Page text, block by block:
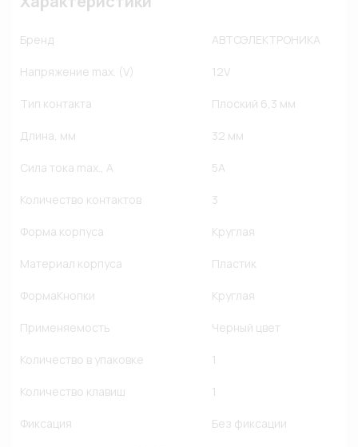
Бренд АВТОЭЛЕКТРОНИКА
Напряжение max. (V) 12V
Тип контакта Плоский 6,3 мм
Длина, мм 32 мм
Сила тока max., A 5A
Количество контактов 3
Форма корпуса Круглая
Материал корпуса Пластик
ФормаКнопки Круглая
Применяемость Черный цвет
Количество в упаковке 1
Количество клавиш 1
Фиксация Без фиксации